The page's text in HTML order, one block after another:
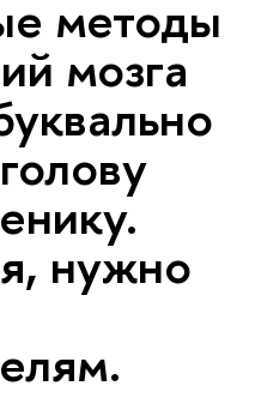
методы
мозга
нужно